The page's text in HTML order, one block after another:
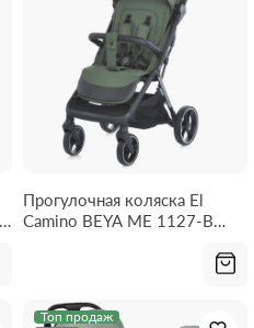
Прогулочная коляска El
Camino BEYA ME 1127-B
Топ продаж